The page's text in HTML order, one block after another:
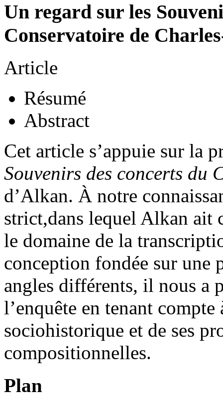
Un regard sur les
Conservatoire de
Article
Résumé
Abstract
Cet article s’appuie sur la
Souvenirs des concerts du
d’Alkan. À notre
strict,dans lequel Alkan ait
le domaine de la
conception fondée sur une
angles différents, il nous a
l’enquête en tenant
sociohistorique et de ses
compositionnelles.
Plan